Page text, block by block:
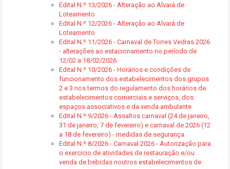
Edital N.º 13/2026 - Alteração ao Alvará de
Loteamento
Edital N.º 12/2026 - Alteração ao Alvará de
Loteamento
Edital N.º 11/2026 - Carnaval de Torres Vedras 2026
- alterações ao estacionamento no período de
12/02 a 18/02/2026
Edital N.º 10/2026 - Horários e condições de
funcionamento dos estabelecimentos dos grupos
2 e 3 nos termos do regulamento dos horários de
estabelecimentos comerciais e serviços, dos
espaços associativos e da venda ambulante
Edital N.º 9/2026 - Assaltos carnaval (24 de janeiro,
31 de janeiro, 7 de fevereiro) e carnaval de 2026 (12
a 18 de fevereiro) - medidas de segurança
Edital N.º 8/2026 - Carnaval 2026 - Autorização para
o exercício de atividades de restauração e/ou
venda de bebidas noutros estabelecimentos de